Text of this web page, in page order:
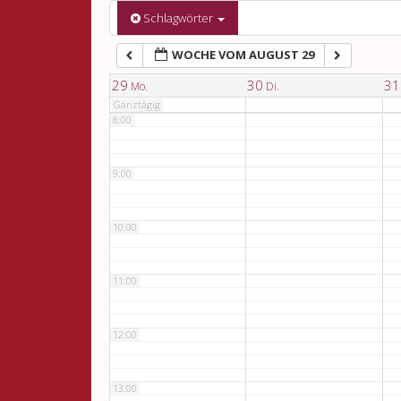
Schlagwörter
WOCHE VOM AUGUST 29
29 Mo. 30 Di. 31
Ganztägig
6:00
7:00
8:00
9:00
10:00
11:00
12:00
13:00